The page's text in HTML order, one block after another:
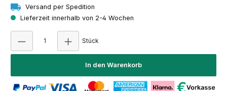
Versand per Spedition
Lieferzeit innerhalb von 2-4 Wochen
Stück
In den Warenkorb